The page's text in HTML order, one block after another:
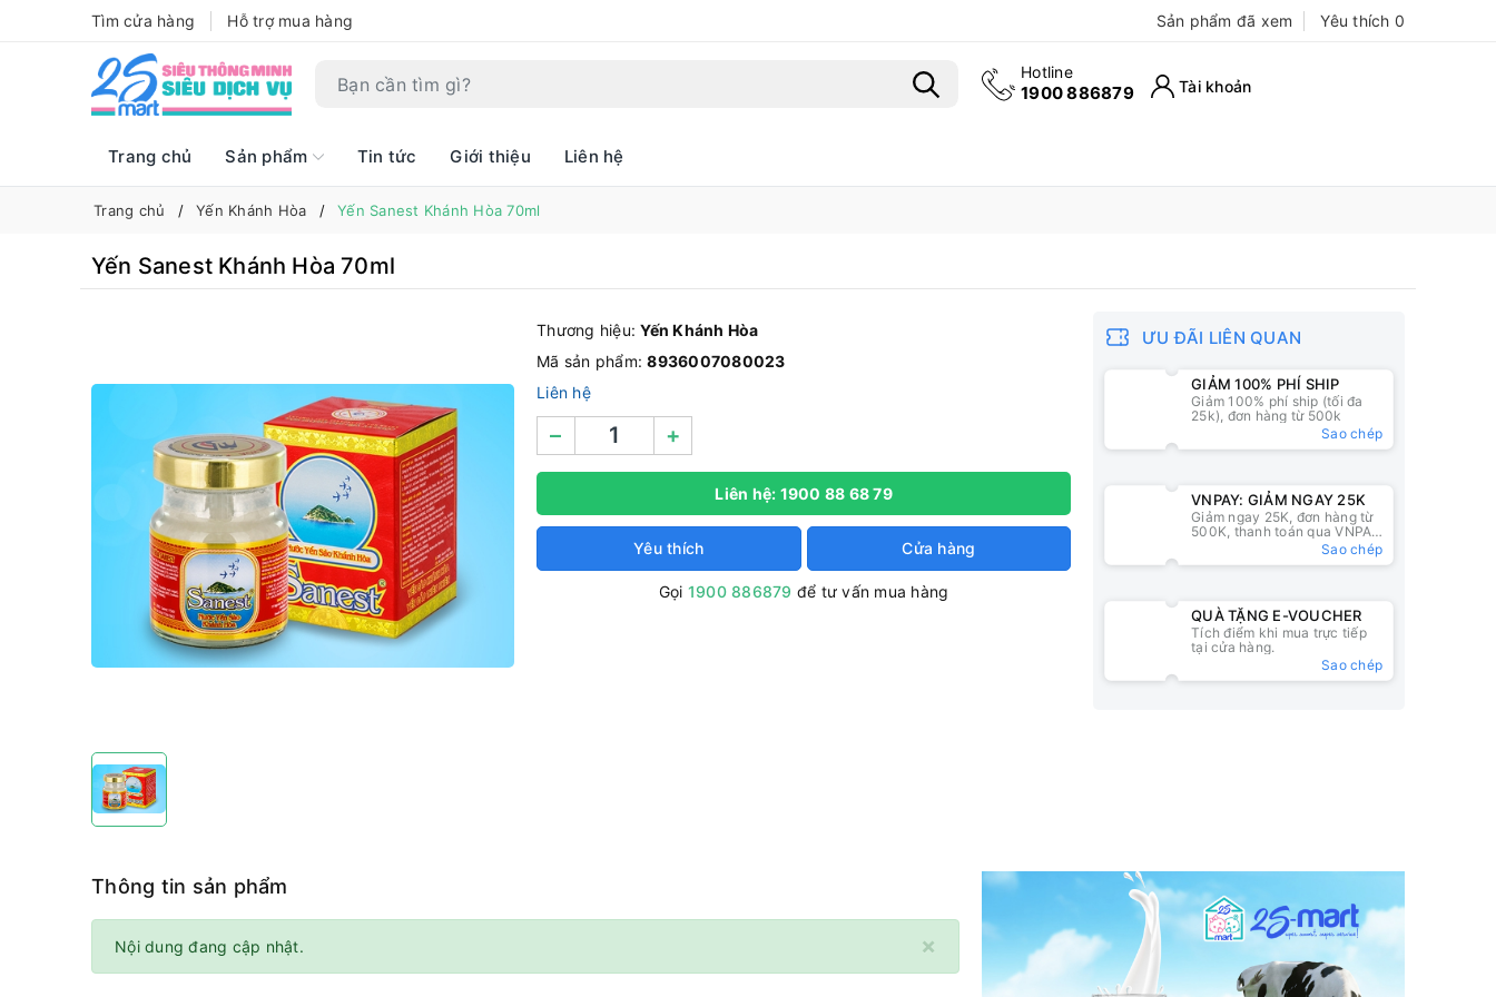
Tìm cửa hàng Hỗ trợ mua hàng Sản phẩm đã xem Yêu thích 0
Hotline
1900 886879 Tài khoản
Trang chủ Sản phẩm Tin tức Giới thiệu Liên hệ
Trang chủ Yến Khánh Hòa Yến Sanest Khánh Hòa 70ml
Yến Sanest Khánh Hòa 70ml
Thương hiệu:Yến Khánh Hòa
Mã sản phẩm:8936007080023
Liên hệ
– +
Liên hệ: 1900 88 68 79
Yêu thích Cửa hàng
Gọi 1900 886879 để tư vấn mua hàng
ƯU ĐÃI LIÊN QUAN
GIẢM 100% PHÍ SHIP
Giảm 100% phí ship (tối đa
25k), đơn hàng từ 500k
Sao chép
VNPAY: GIẢM NGAY 25K
Giảm ngay 25K, đơn hàng từ
500K, thanh toán qua VNPAY
Sao chép
QUÀ TẶNG E-VOUCHER
Tích điểm khi mua trực tiếp
tại cửa hàng.
Sao chép
Thông tin sản phẩm
×
Nội dung đang cập nhật.